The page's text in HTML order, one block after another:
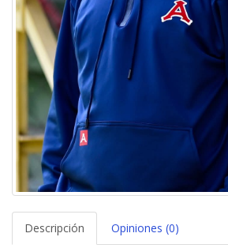
Descripción Opiniones (0)